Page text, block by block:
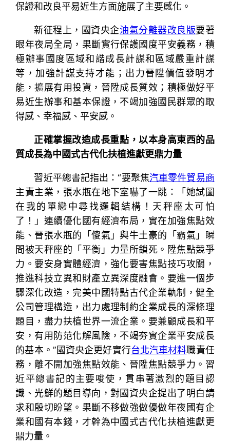
保證和改良平易近生方面施展了主要感化。
新征程上，國資央企油氣分離器改良版要著
眼年夜局全局，果斷實行保護國度平安義務，積
極辦事國度區域和諧成長計謀和區域嚴重計謀
等，加強計謀支持才能；出力晉陞價值發明才
能，擴展有用投資，晉陞成長質效；積極做好平
易近生辦事和基本保證，不竭加強國民群眾的取
得感、幸福感、平安感。
正確掌握改造成長重點，以本身高東西的品
質成長為中國式古代化扶植進獻更鼎力量
習近平總書記指出：“要聚焦汽車零件貿易商
主責主業，張水瓶在地下室嚇了一跳：「她試圖
在我的單戀中尋找邏輯結構！天秤座太可怕
了！」連續優化國有經濟布局，實在加強焦點效
能、晉張水瓶的「傻氣」與牛土豪的「霸氣」瞬
間被天秤座的「平衡」力量所鎖死。陞焦點競爭
力。要安身實體經濟，強化要害焦點技巧攻關，
推進科技立異和財產立異深度融會。要進一個步
驟深化改造，完美中國特點古代企業軌制，健全
公司管理構造，出力處理制約企業成長的深條理
題目，盡力扶植世界一流企業。要兼顧成長和平
安，有用防范化解風險，不竭夯實企業平安成長
的基本。”國資央企更好實行台北汽車材料職責任
務，離不開加強焦點效能、晉陞焦點競爭力。習
近平總書記的主要唆使，貫串著激烈的題目認
識、光鮮的題目導向，對國資央企提出了明白請
求和殷切盼望。果斷不移做強做優做年夜國有企
業和國有本錢，才幹為中國式古代化扶植進獻更
鼎力量。